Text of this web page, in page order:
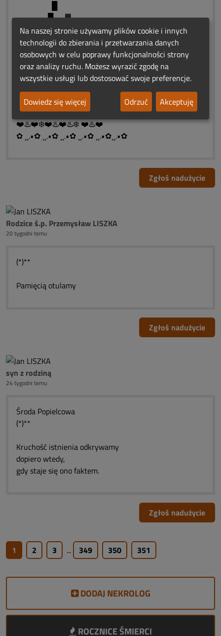
█ ▓
█ ▓▓▓ “Gdy smutek boli,
█ ▓▓▓▓ a słowa zbyt małe
█ ▓▓▓▓▓ by rozpacz wypowiedzieć
█ ▓▓▓▓▓ zostaje tylko milczenie
█ ▓_▓▓ pełne gorących łez
█ ▓▓ i bliskość osieroconych serc.“..
█
█
❤️♨️❤️❄️❤️♨️❤️♨️❄️ ❤️♨️❤️
✿ ¸¸.•✿ ¸¸.•✿ ¸¸.•✿ ¸¸.•✿ ¸¸.•✿¸¸.•✿
Zgłoś nadużycie
Rodzice ś.p. Przemysław LISZKA
20 tygodni temu
(*)**
Pamięcią otulamy
Zgłoś nadużycie
syn z rodziną
24 tygodni temu
Środa Popielcowa
(*)**
Kruchość istnienia odkrywamy
dopiero wtedy,
gdy staje się ono faktem.
Zgłoś nadużycie
1 2 3 ... 349 350 351
DODAJ NEKROLOG
ROCZNICE ŚMIERCI
Na naszej stronie używamy plików cookie i innych
technologii do zbierania i przetwarzania danych
osobowych w celu poprawy funkcjonalności strony
oraz analizy ruchu. Możesz wyrazić zgodę na
wszystkie usługi lub dostosować swoje preferencje.
Dowiedz się więcej
Odrzuć Akceptuję